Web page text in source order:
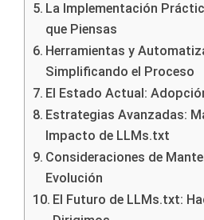
La Implementación
que Piensas
Herramientas y
Simplificando el Proceso
El Estado Actual:
Estrategias Avanzadas:
Impacto de LLMs.txt
Consideraciones de
Evolución
El Futuro de LLMs.txt: